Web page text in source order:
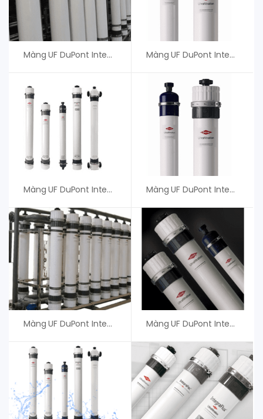
Màng UF DuPont IntegraTec MB PRO 82 R – An Vi Group Màng UF DuPont IntegraTec SFD-2660
Màng UF DuPont IntegraTec XP 51 – Giá Tốt Màng UF DuPont IntegraTec MB 80 – An Vi Group Cung Cấp
Màng UF DuPont IntegraTec XP 51 IP – Giá Tốt Màng UF DuPont IntegraTec MB 40 – Giá Tốt Cho Khách Hàng